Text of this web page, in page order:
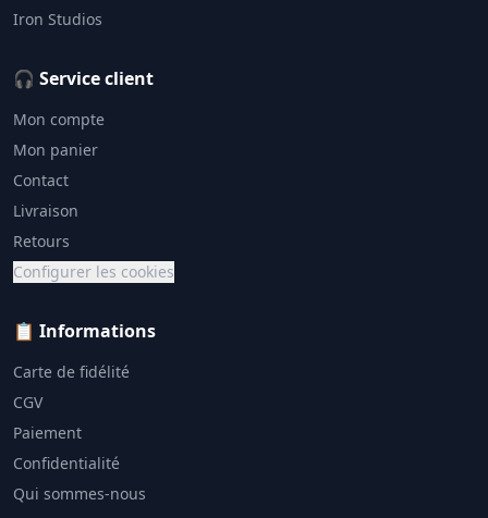
Iron Studios
🎧 Service client
Mon compte
Mon panier
Contact
Livraison
Retours
Configurer les cookies
📋 Informations
Carte de fidélité
CGV
Paiement
Confidentialité
Qui sommes-nous